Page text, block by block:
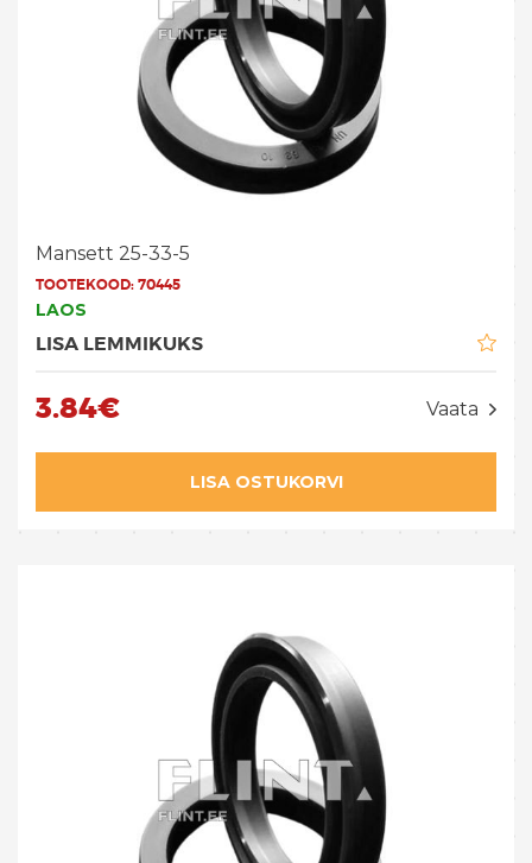
Mansett 25-33-5
TOOTEKOOD:70445
LAOS
LISA LEMMIKUKS
3.84€ Vaata
LISA OSTUKORVI